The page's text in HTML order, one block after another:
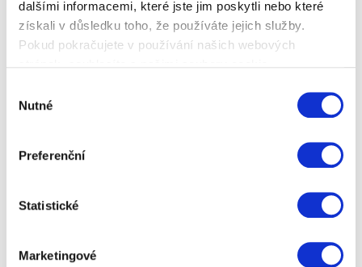
dalšími informacemi, které jste jim poskytli nebo které
získali v důsledku toho, že používáte jejich služby.
Pokud pokračujete v používání našich webových
souhlasu
Nutné
Preferenční
Statistické
Marketingové